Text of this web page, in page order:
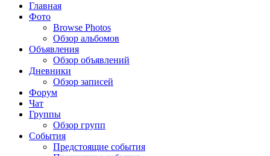
Главная
Фото
Browse Photos
Обзор альбомов
Объявления
Обзор объявлений
Дневники
Обзор записей
Форум
Чат
Группы
Обзор групп
События
Предстоящие события